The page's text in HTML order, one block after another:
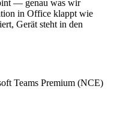
— genau was wir
in Office klappt wie
Gerät steht in den
Teams Premium (NCE)